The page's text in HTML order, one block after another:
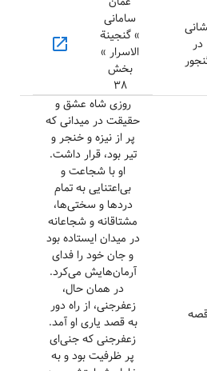
در
سامانی
» گنجینة
الاسرار »
بخش
۳۸
open_in_new
روزی شاه عشق و
حقیقت در میدانی که
پر از نیزه و خنجر و
تیر بود، قرار داشت.
او با شجاعت و
بی‌اعتنایی به تمام
دردها و سختی‌ها،
مشتاقانه و شجاعانه
در میدان ایستاده بود
و جان خود را فدای
آرمان‌هایش می‌کرد.
در همان حال،
زعفرجنی، از راه دور
به قصد یاری او آمد.
زعفرجنی که جنی‌ای
پر ظرفیت بود و به